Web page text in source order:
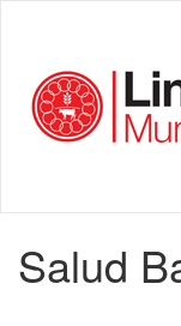
principalde Lincoln
Contenido
principal
Salud